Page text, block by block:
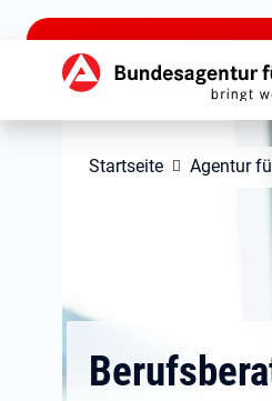
zu den Hauptinhalten springen
Hauptnavigation
Startseite Agentur